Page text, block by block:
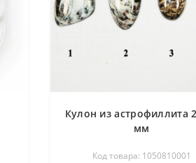
Кулон из астрофиллита
мм
Код товара: 1050810001